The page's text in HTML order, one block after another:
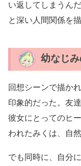
い返してしまうん
と深い人間関係を
幼なじ
回想シーンで描か
印象的だった。友
彼女にとってのヒ
われたみくは、自
でも同時に、自分